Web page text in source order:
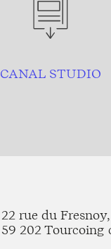
CANAL STUDIO
22 rue du
59 202 Tourcoing